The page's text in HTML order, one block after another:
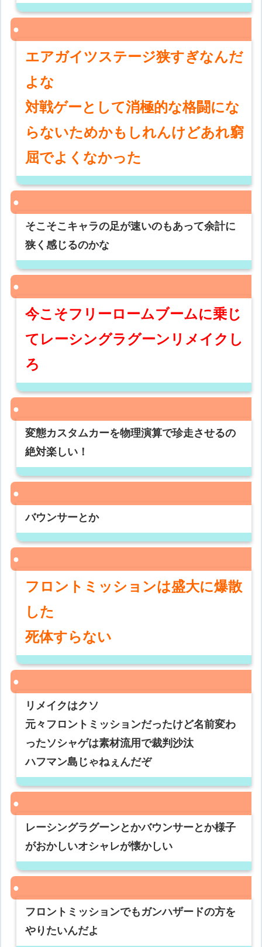
エアガイツステージ狭すぎなんだ
よな
対戦ゲーとして消極的な格闘にな
らないためかもしれんけどあれ窮
屈でよくなかった
そこそこキャラの足が速いのもあって余計に
狭く感じるのかな
今こそフリーロームブームに乗じ
てレーシングラグーンリメイクし
ろ
変態カスタムカーを物理演算で珍走させるの
絶対楽しい！
バウンサーとか
フロントミッションは盛大に爆散
した
死体すらない
リメイクはクソ
元々フロントミッションだったけど名前変わ
ったソシャゲは素材流用で裁判沙汰
ハフマン島じゃねぇんだぞ
レーシングラグーンとかバウンサーとか様子
がおかしいオシャレが懐かしい
フロントミッションでもガンハザードの方を
やりたいんだよ